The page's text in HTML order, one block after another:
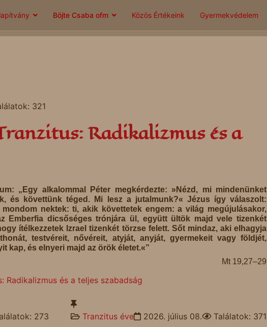
Böjte Csaba ofm Közös Értékeink Gyermekvédelem
321
Radikalizmus és a
„Egy alkalommal Péter megkérdezte: »Nézd, mi mindenünket
és követtünk téged. Mi lesz a jutalmunk?« Jézus így válaszolt:
mondom nektek: ti, akik követtetek engem: a világ megújulásakor,
Emberfia dicsőséges trónjára ül, együtt ültök majd vele tizenkét
ítélkezzetek Izrael tizenkét törzse felett. Sőt mindaz, aki elhagyja
testvéreit, nővéreit, atyját, anyját, gyermekeit vagy földjét,
kap, és elnyeri majd az örök életet.«”
Mt 19,27–29
Radikalizmus és a teljes szabadság
273 Tranzitus éve 2026. július 08. Találatok: 371